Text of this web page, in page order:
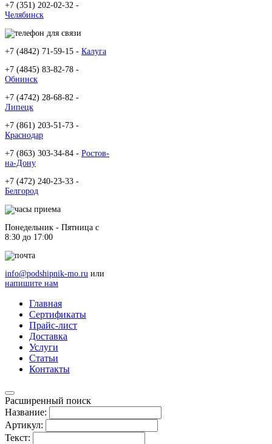
+7 (351) 202-02-32 -
Челябинск
+7 (4842) 71-59-15 - Калуга
+7 (4845) 83-82-78 -
Обнинск
+7 (4742) 28-68-82 -
Липецк
+7 (861) 203-51-73 -
Краснодар
+7 (863) 303-34-84 - Ростов-
на-Дону
+7 (472) 240-23-33 -
Белгород
Понедельник - Пятница c
8:30 до 17:00
info@podshipnik-mo.ru или
напишите нам
Главная
Сертификаты
Прайс-лист
Доставка
Услуги
Статьи
Контакты
Расширенный поиск
Название:
Артикул:
Текст: